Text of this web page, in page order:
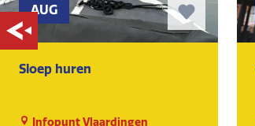
AUG
Sloep huren
Infopunt Vlaardingen